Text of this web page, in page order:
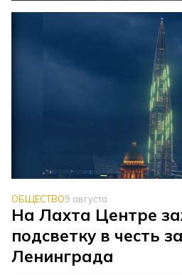
ОБЩЕСТВО9 августа
На Лахта Центре
подсветку в честь
Ленинграда